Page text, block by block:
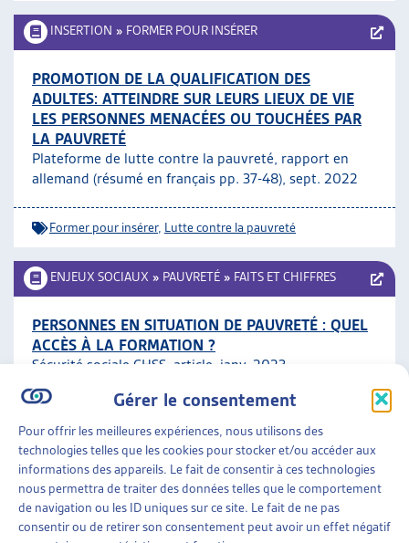
Gérer le consentement
Pour offrir les meilleures expériences, nous utilisons des
technologies telles que les cookies pour stocker et/ou accéder aux
informations des appareils. Le fait de consentir à ces technologies
nous permettra de traiter des données telles que le comportement
de navigation ou les ID uniques sur ce site. Le fait de ne pas
consentir ou de retirer son consentement peut avoir un effet négatif
INSERTION » FORMER POUR INSÉRER
PROMOTION DE LA QUALIFICATION DES
ADULTES: ATTEINDRE SUR LEURS LIEUX DE VIE
LES PERSONNES MENACÉES OU TOUCHÉES PAR
LA PAUVRETÉ
Plateforme de lutte contre la pauvreté, rapport en
allemand (résumé en français pp. 37-48), sept. 2022
Former pour insérer, Lutte contre la pauvreté
ENJEUX SOCIAUX » PAUVRETÉ » FAITS ET CHIFFRES
PERSONNES EN SITUATION DE PAUVRETÉ : QUEL
ACCÈS À LA FORMATION ?
Sécurité sociale CHSS, article, janv. 2023
ENJEUX SOCIAUX » PAUVRETÉ
QUALITÉ DE VIE
ET PAUVRETÉ
VIVRE DANS LA PRÉCARITÉ – TÉMOIGNAGES